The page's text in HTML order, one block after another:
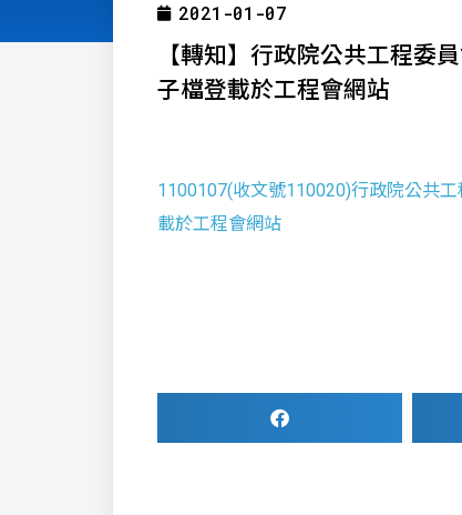
2021-01-07
【轉知】行政院公共工程委
子檔登載於工程會網站
1100107(收文號110020)行政院公共
載於工程會網站